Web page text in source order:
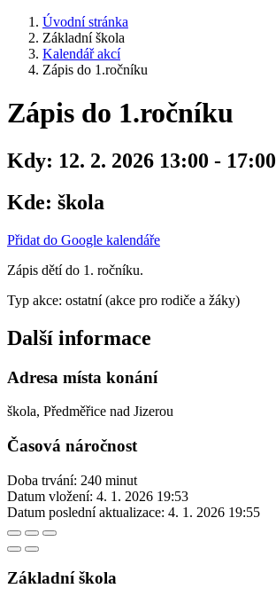
Úvodní stránka
Základní škola
Kalendář akcí
Zápis do 1.ročníku
Zápis do 1.ročníku
Kdy: 12. 2. 2026 13:00 - 17:00
Kde: škola
Přidat do Google kalendáře
Zápis dětí do 1. ročníku.
Typ akce: ostatní (akce pro rodiče a žáky)
Další informace
Adresa místa konání
škola, Předměřice nad Jizerou
Časová náročnost
Doba trvání: 240 minut
Datum vložení: 4. 1. 2026 19:53
Datum poslední aktualizace: 4. 1. 2026 19:55
Základní škola